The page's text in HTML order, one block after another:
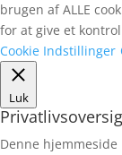
brugen af ALLE
for at give et
Cookie Indstillinger
Luk
Denne